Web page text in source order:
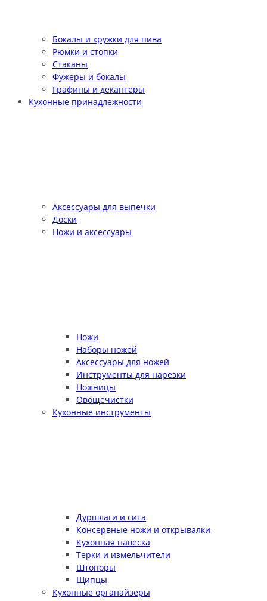
Бокалы и кружки для пива
Рюмки и стопки
Стаканы
Фужеры и бокалы
Графины и декантеры
Кухонные принадлежности
Аксессуары для выпечки
Доски
Ножи и аксессуары
Ножи
Наборы ножей
Аксессуары для ножей
Инструменты для нарезки
Ножницы
Овощечистки
Кухонные инструменты
Дуршлаги и сита
Консервные ножи и открывалки
Кухонная навеска
Терки и измельчители
Штопоры
Щипцы
Кухонные органайзеры